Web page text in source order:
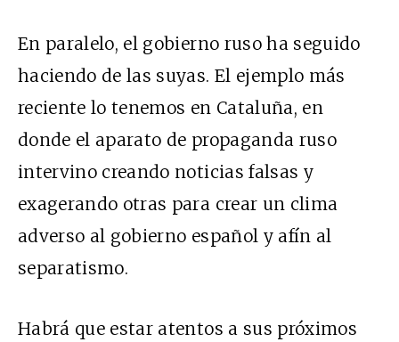
En paralelo, el gobierno ruso ha seguido
haciendo de las suyas. El ejemplo más
reciente lo tenemos en Cataluña, en
donde el aparato de propaganda ruso
intervino creando noticias falsas y
exagerando otras para crear un clima
adverso al gobierno español y afín al
separatismo.
Habrá que estar atentos a sus próximos